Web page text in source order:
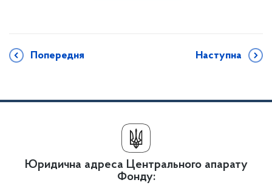
Попередня Наступна
Юридична адреса Центрального апарату
Фонду: